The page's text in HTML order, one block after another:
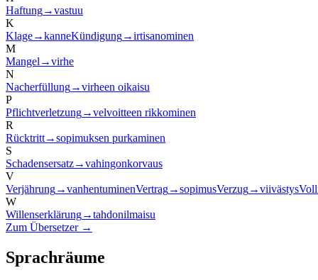
Haftung→vastuu
K
Klage→kanneKündigung→irtisanominen
M
Mangel →virhe
N
Nacherfüllung→virheen oikaisu
P
Pflichtverletzung→velvoitteen rikkominen
R
Rücktritt→sopimuksen purkaminen
S
Schadensersatz→vahingonkorvaus
V
Verjährung→vanhentuminenVertrag→sopimusVerzug→viivästys
W
Willenserklärung→tahdonilmaisu
Zum Übersetzer →
Sprachräume